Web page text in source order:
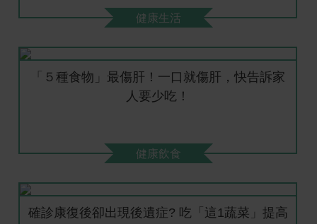
健康生活
「５種食物」最傷肝！一口就傷肝，快告訴家
人要少吃！
健康飲食
確診康復後卻出現後遺症? 吃「這1蔬菜」提高